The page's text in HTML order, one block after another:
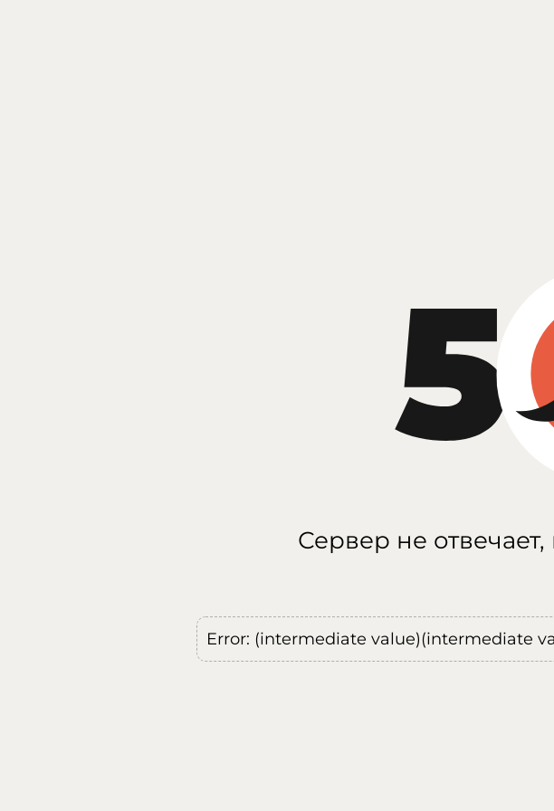
Сервер не
Error: (intermediate value)(intermediate